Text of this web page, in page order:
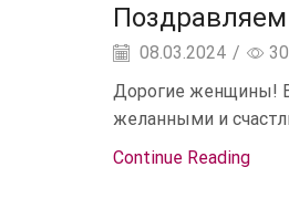
08.03.2024 /
Дорогие женщины!
желанными и
Continue Reading